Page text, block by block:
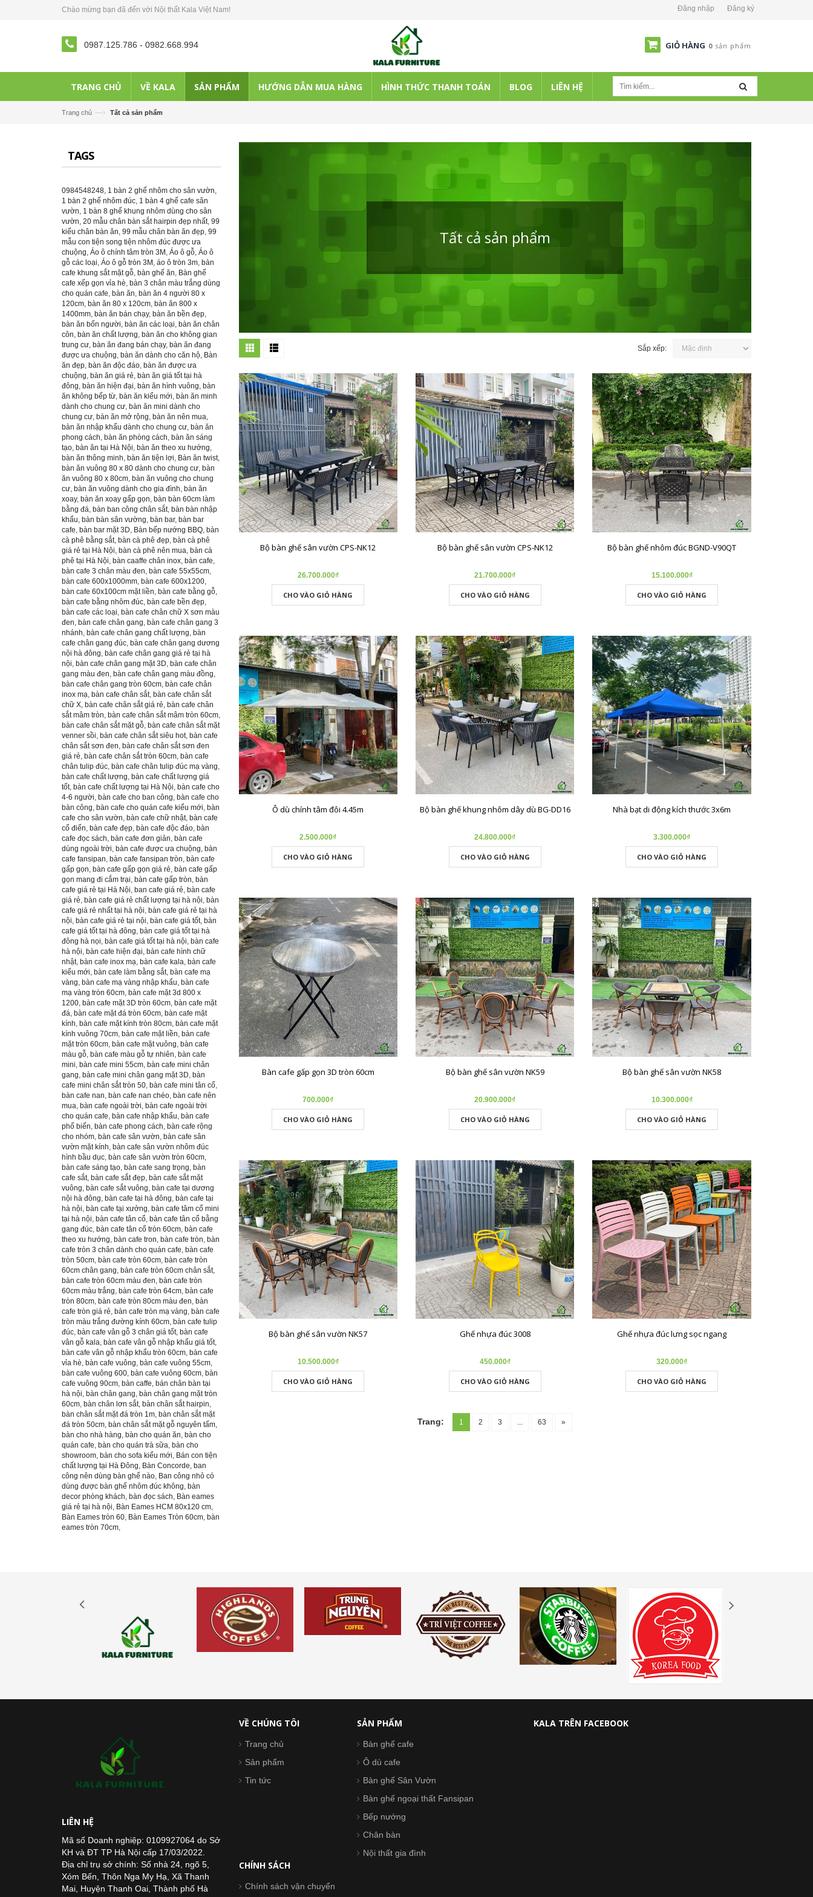
Chào mừng bạn đã đến với Nội thất Kala Việt Nam! Đăng nhập Đăng ký
0987.125.786 - 0982.668.994 GIỎ HÀNG 0 sản phẩm
TRANG CHỦ VỀ KALA SẢN PHẨM HƯỚNG DẪN MUA HÀNG HÌNH THỨC THANH TOÁN BLOG LIÊN HỆ
Trang chủ —› Tất cả sản phẩm
Tất cả sản phẩm
Sắp xếp:
Bộ bàn ghế sân vườn CPS-NK12
26.700.000₫
CHO VÀO GIỎ HÀNG
Bộ bàn ghế sân vườn CPS-NK12
21.700.000₫
CHO VÀO GIỎ HÀNG
Bộ bàn ghế nhôm đúc BGND-V90QT
15.100.000₫
CHO VÀO GIỎ HÀNG
Ô dù chính tâm đôi 4.45m
2.500.000₫
CHO VÀO GIỎ HÀNG
Bộ bàn ghế khung nhôm dây dù BG-DD16
24.800.000₫
CHO VÀO GIỎ HÀNG
Nhà bạt di động kích thước 3x6m
3.300.000₫
CHO VÀO GIỎ HÀNG
Bàn cafe gấp gọn 3D tròn 60cm
700.000₫
CHO VÀO GIỎ HÀNG
Bộ bàn ghế sân vườn NK59
20.900.000₫
CHO VÀO GIỎ HÀNG
Bộ bàn ghế sân vườn NK58
10.300.000₫
CHO VÀO GIỎ HÀNG
Bộ bàn ghế sân vườn NK57
10.500.000₫
CHO VÀO GIỎ HÀNG
Ghế nhựa đúc 3008
450.000₫
CHO VÀO GIỎ HÀNG
Ghế nhựa đúc lưng sọc ngang
320.000₫
CHO VÀO GIỎ HÀNG
Trang: 1 2 3 ... 63 »
TAGS
0984548248, 1 bàn 2 ghế nhôm cho sân vườn,
1 bàn 2 ghế nhôm đúc, 1 bàn 4 ghế cafe sân
vườn, 1 bàn 8 ghế khung nhôm dùng cho sân
vườn, 20 mẫu chân bàn sắt hairpin đẹp nhất, 99
kiểu chân bàn ăn, 99 mẫu chân bàn ăn đẹp, 99
mẫu con tiện song tiện nhôm đúc được ưa
chuộng, Áo ô chính tâm tròn 3M , Áo ô gỗ, Áo ô
gỗ các loại, Áo ô gỗ tròn 3M , áo ô tròn 3m, bàn
cafe khung sắt mặt gỗ, bàn ghế ăn, Bàn ghế
cafe xếp gọn vỉa hè, bàn 3 chân màu trắng dùng
cho quán cafe, bàn ăn, bàn ăn 4 người 80 x
120cm, bàn ăn 80 x 120cm, bàn ăn 800 x
1400mm, bàn ăn bán chạy, bàn ăn bền đẹp,
bàn ăn bốn người, bàn ăn các loại, bàn ăn chân
côn, bàn ăn chất lượng, bàn ăn cho không gian
trung cư, bàn ăn đang bán chạy, bàn ăn đang
được ưa chuộng, bàn ăn dành cho căn hộ, Bàn
ăn đẹp, bàn ăn độc đáo, bàn ăn được ưa
chuộng, bàn ăn giá rẻ, bàn ăn giá tốt tại hà
đông, bàn ăn hiện đại, bàn ăn hình vuông, bàn
ăn không bếp từ, bàn ăn kiểu mới, bàn ăn minh
dành cho chung cư, bàn ăn mini dành cho
chung cư, bàn ăn mở rộng, bàn ăn nên mua,
bàn ăn nhập khẩu dành cho chung cư, bàn ăn
phong cách, bàn ăn phòng cách, bàn ăn sáng
tạo, bàn ăn tại Hà Nội, bàn ăn theo xu hướng,
bàn ăn thông minh, bàn ăn tiện lợi, Bàn ăn twist,
bàn ăn vuông 80 x 80 dành cho chung cư, bàn
ăn vuông 80 x 80cm, bàn ăn vuông cho chung
cư, bàn ăn vuông dành cho gia đình, bàn ăn
xoay, bàn ăn xoay gấp gọn, bàn bàn 60cm làm
bằng đá, bàn ban công chân sắt, bàn bàn nhập
khẩu, bàn bàn sân vường, bàn bar, bàn bar
cafe, bàn bar mặt 3D, Bàn bếp nướng BBQ, bàn
cà phê bằng sắt, bàn cà phê đẹp, bàn cà phê
giá rẻ tại Hà Nội, bàn cà phê nên mua, bàn cà
phê tại Hà Nội, bàn caaffe chân inox, bàn cafe,
bàn cafe 3 chân màu đen, bàn cafe 55x55cm,
bàn cafe 600x1000mm, bàn cafe 600x1200,
bàn cafe 60x100cm mặt liền, bàn cafe bằng gỗ,
bàn cafe bằng nhôm đúc, bàn cafe bền đẹp,
bàn cafe các loại, bàn cafe chân chữ X sơn màu
đen, bàn cafe chân gang, bàn cafe chân gang 3
nhánh, bàn cafe chân gang chất lượng, bàn
cafe chân gang đúc, bàn cafe chân gang dương
nội hà đông, bàn cafe chân gang giá rẻ tại hà
nội, bàn cafe chân gang mặt 3D, bàn cafe chân
gang màu đen, bàn cafe chân gang màu đồng,
bàn cafe chân gang tròn 60cm, bàn cafe chân
inox mạ, bàn cafe chân sắt, bàn cafe chân sắt
chữ X, bàn cafe chân sắt giá rẻ, bàn cafe chân
sắt mâm tròn, bàn cafe chân sắt mâm tròn 60cm,
bàn cafe chân sắt mặt gỗ, bàn cafe chân sắt mặt
venner sồi, bàn cafe chân sắt siêu hot, bàn cafe
chân sắt sơn đen, bàn cafe chân sắt sơn đen
giá rẻ, bàn cafe chân sắt tròn 60cm, bàn cafe
chân tulip đúc, bàn cafe chân tulip đúc mạ vàng,
bàn cafe chất lượng, bàn cafe chất lượng giá
tốt, bàn cafe chất lượng tại Hà Nội, bàn cafe cho
4-6 người, bàn cafe cho ban công, bàn cafe cho
bàn công, bàn cafe cho quán cafe kiểu mới, bàn
cafe cho sân vườn, bàn cafe chữ nhật, bàn cafe
cổ điển, bàn cafe đẹp, bàn cafe độc đáo, bàn
cafe đọc sách, bàn cafe đơn giản, bàn cafe
dùng ngoài trời, bàn cafe được ưa chuộng, bàn
cafe fansipan, bàn cafe fansipan tròn, bàn cafe
gấp gọn, bàn cafe gấp gọn giá rẻ, bàn cafe gấp
gọn mang đi cắm trại, bàn cafe gấp tròn, bàn
cafe giá rẻ tại Hà Nội, ban cafe giá rẻ, bàn cafe
giá rẻ, bàn cafe giá rẻ chất lượng tại hà nội, bàn
cafe giá rẻ nhất tại hà nội, bàn cafe giá rẻ tại hà
nội, bàn cafe giá rẻ tại nội, bàn cafe giá tốt, bàn
cafe giá tốt tại hà đông, bàn cafe giá tốt tại hà
đông hà nọi, bàn cafe giá tốt tại hà nội, bàn cafe
hà nội, bàn cafe hiện đại, bàn cafe hình chữ
nhật, bàn cafe inox mạ, bàn cafe kala, bàn cafe
kiểu mới, bàn cafe làm bằng sắt, bàn cafe mạ
vàng, bàn cafe mạ vàng nhập khẩu, bàn cafe
mạ vàng tròn 60cm, bàn cafe mặt 3d 800 x
1200, bàn cafe mặt 3D tròn 60cm, bàn cafe mặt
đá, bàn cafe mặt đá tròn 60cm, bàn cafe mặt
kính, bàn cafe mặt kính tròn 80cm, bàn cafe mặt
kính vuông 70cm, bàn cafe mặt liền, bàn cafe
mặt tròn 60cm, bàn cafe mặt vuông, bàn cafe
màu gỗ, bàn cafe màu gỗ tự nhiên, bàn cafe
mini, bàn cafe mini 55cm, bàn cafe mini chân
gang, bàn cafe mini chân gang mặt 3D, bàn
cafe mini chân sắt tròn 50, bàn cafe mini tân cổ,
bàn cafe nan, bàn cafe nan chéo, bàn cafe nên
mua, bàn cafe ngoài trời, bàn cafe ngoài trời
cho quán cafe, bàn cafe nhập khẩu, bàn cafe
phổ biến, bàn cafe phong cách, bàn cafe rộng
cho nhóm, bàn cafe sân vườn, bàn cafe sân
vườn mặt kính, bàn cafe sân vườn nhôm đúc
hình bầu dục, bàn cafe sân vườn tròn 60cm,
bàn cafe sáng tạo, bàn cafe sang trọng, bàn
cafe sắt, bàn cafe sắt đẹp, bàn cafe sắt mặt
vuông, bàn cafe sắt vuông, bàn cafe tại dương
nội hà đông, bàn cafe tại hà đông, bàn cafe tại
hà nội, bàn cafe tại xưởng, bàn cafe tâm cổ mini
tại hà nội, bàn cafe tân cổ, bàn cafe tân cổ bằng
gang đúc, bàn cafe tân cổ tròn 60cm, bàn cafe
theo xu hướng, bàn cafe tron, bàn cafe tròn, bàn
cafe tròn 3 chân dành cho quán cafe, bàn cafe
tròn 50cm, bàn cafe tròn 60cm, bàn cafe tròn
60cm chân gang, bàn cafe tròn 60cm chân sắt,
bàn cafe tròn 60cm màu đen, bàn cafe tròn
60cm màu trắng, bàn cafe tròn 64cm, bàn cafe
tròn 80cm, bàn cafe tròn 80cm màu đen, bàn
cafe tròn giá rẻ, bàn cafe tròn mạ vàng, bàn cafe
tròn màu trắng đường kính 60cm, bàn cafe tulip
đúc, bàn cafe vân gỗ 3 chân giá tốt, bàn cafe
vân gỗ kala, bàn cafe vân gỗ nhập khẩu giá tốt,
bàn cafe vân gỗ nhập khẩu tròn 60cm, bàn cafe
vỉa hè, bàn cafe vuông, bàn cafe vuông 55cm,
bàn cafe vuông 600, bàn cafe vuông 60cm, bàn
cafe vuông 90cm, bàn caffe, bán chân bàn tại
hà nội, bàn chân gang, bàn chân gang mặt tròn
60cm, bàn chân lơn sắt, bàn chân sắt hairpin,
bàn chân sắt mặt đá tròn 1m, bàn chân sắt mặt
đá tròn 50cm, bàn chân sắt mặt gỗ nguyên tấm,
bàn cho nhà hàng, bàn cho quán ăn, bàn cho
quán cafe, bàn cho quán trà sữa, bàn cho
showroom, bàn cho sofa kiểu mới, Bán con tiện
chất lượng tại Hà Đông, Bàn Concorde, ban
công nên dùng bàn ghế nào, Ban công nhỏ có
dùng được bàn ghế nhôm đúc không, bàn
decor phòng khách, bàn đọc sách, Bàn eames
giá rẻ tại hà nội, Bàn Eames HCM 80x120 cm,
Bàn Eames tròn 60, Bàn Eames Tròn 60cm, bàn
eames tròn 70cm,
LIÊN HỆ
Mã số Doanh nghiệp: 0109927064 do Sở
KH và ĐT TP Hà Nội cấp 17/03/2022.
Địa chỉ trụ sở chính: Số nhà 24, ngõ 5,
Xóm Bến, Thôn Nga My Hạ, Xã Thanh
Mai, Huyện Thanh Oai, Thành phố Hà
VỀ CHÚNG TÔI
Trang chủ
Sản phẩm
Tin tức
CHÍNH SÁCH
Chính sách vận chuyển
SẢN PHẨM
Bàn ghế cafe
Ô dù cafe
Bàn ghế Sân Vườn
Bàn ghế ngoại thất Fansipan
Bếp nướng
Chân bàn
Nội thất gia đình
KALA TRÊN FACEBOOK